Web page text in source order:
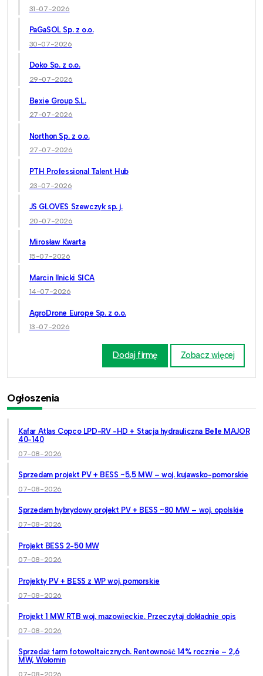
31-07-2026
PaGaSOL Sp. z o.o.
30-07-2026
Doko Sp. z o.o.
29-07-2026
Bexie Group S.L.
27-07-2026
Northon Sp. z o.o.
27-07-2026
PTH Professional Talent Hub
23-07-2026
JS GLOVES Szewczyk sp. j.
20-07-2026
Mirosław Kwarta
15-07-2026
Marcin Ilnicki SICA
14-07-2026
AgroDrone Europe Sp. z o.o.
13-07-2026
Dodaj firmę Zobacz więcej
Ogłoszenia
Kafar Atlas Copco LPD-RV -HD + Stacja hydrauliczna Belle MAJOR
40-140
07-08-2026
Sprzedam projekt PV + BESS ~5,5 MW – woj. kujawsko-pomorskie
07-08-2026
Sprzedam hybrydowy projekt PV + BESS ~80 MW – woj. opolskie
07-08-2026
Projekt BESS 2-50 MW
07-08-2026
Projekty PV + BESS z WP woj. pomorskie
07-08-2026
Projekt 1 MW RTB woj. mazowieckie. Przeczytaj dokładnie opis
07-08-2026
Sprzedaż farm fotowoltaicznych. Rentowność 14% rocznie – 2,6
MW, Wołomin
07-08-2026